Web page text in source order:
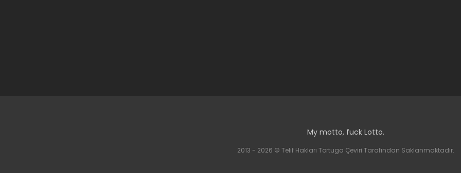
My motto, fuck Lotto.
2013 - 2026 © Telif Hakları Tortuga Çeviri Tarafından Saklanmaktadır.